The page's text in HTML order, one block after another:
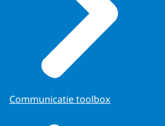
Communicatie toolbox